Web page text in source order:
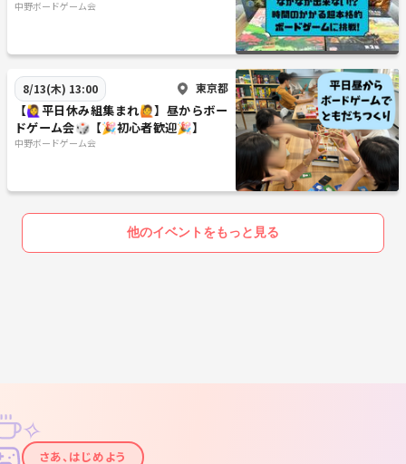
れ！】
中野ボードゲーム会
8/13(木) 13:00 東京都
【🙋‍♀️平日休み組集まれ🙋】昼からボー
ドゲーム会🎲【🎉初心者歓迎🎉】
中野ボードゲーム会
他のイベントをもっと見る
✧
さあ、はじめよう